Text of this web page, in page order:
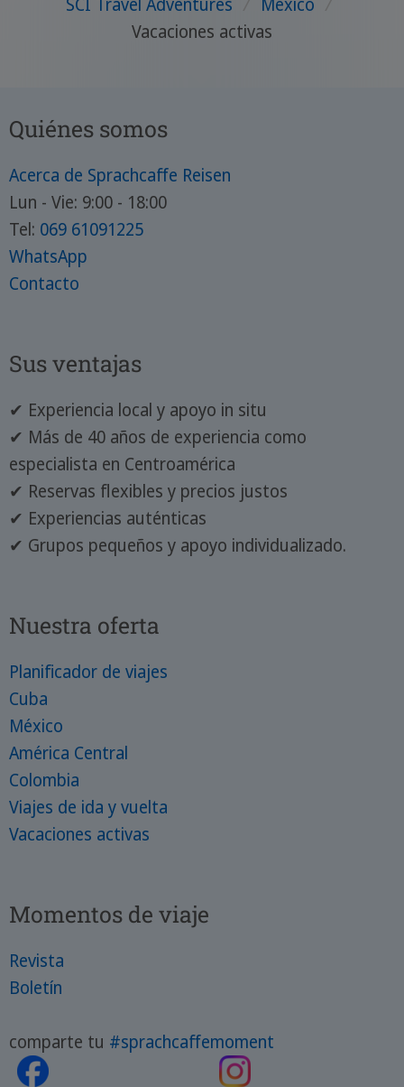
Vacaciones activas
Quiénes somos
Acerca de Sprachcaffe Reisen
Lun - Vie: 9:00 - 18:00
Tel: 069 61091225
WhatsApp
Contacto
Sus ventajas
✔ Experiencia local y apoyo in situ
✔ Más de 40 años de experiencia como
especialista en Centroamérica
✔ Reservas flexibles y precios justos
✔ Experiencias auténticas
✔ Grupos pequeños y apoyo individualizado.
Nuestra oferta
Planificador de viajes
Cuba
México
América Central
Colombia
Viajes de ida y vuelta
Vacaciones activas
Momentos de viaje
Revista
Boletín
comparte tu #sprachcaffemoment